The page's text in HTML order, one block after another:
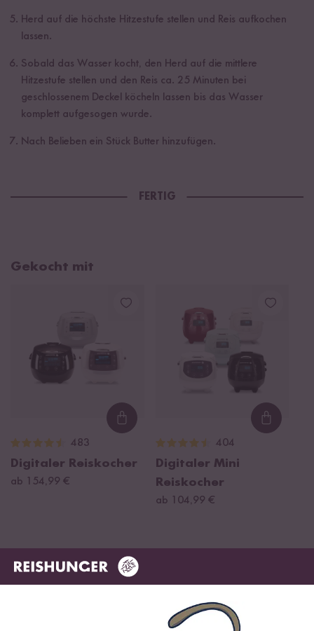
Herd auf die höchste Hitzestufe stellen und Reis aufkochen
lassen.
Sobald das Wasser kocht, den Herd auf die mittlere
Hitzestufe stellen und den Reis ca. 25 Minuten bei
geschlossenem Deckel köcheln lassen bis das Wasser
komplett aufgesogen wurde.
Nach Belieben ein Stück Butter hinzufügen.
FERTIG
Gekocht mit
Loading...
483
Digitaler Reiskocher
ab 154,99 €
404
Digitaler Mini
Reiskocher
ab 104,99 €